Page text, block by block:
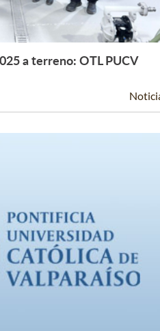
Leer Más +
a terreno: OTL PUCV